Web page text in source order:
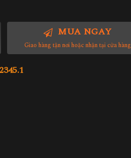
MUA NGAY
Giao hàng tận nơi hoặc nhận tại cửa hàng